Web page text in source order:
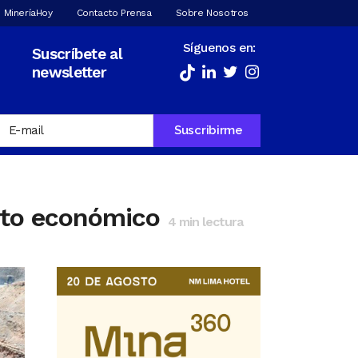
MineríaHoy Contacto Prensa Sobre Nosotros
Suscríbete al
newsletter
Síguenos en:
económico 4 min lectura